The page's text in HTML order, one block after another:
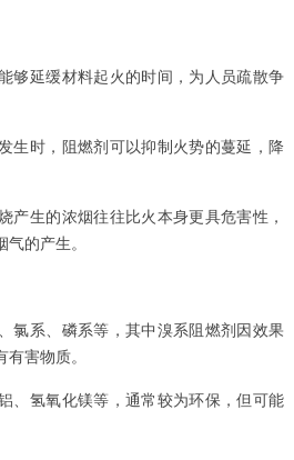
延缓材料起火的时间，为人员疏散争
时，阻燃剂可以抑制火势的蔓延，降
生的浓烟往往比火本身更具危害性，
的产生。
系、磷系等，其中溴系阻燃剂因效果
害物质。
氢氧化镁等，通常较为环保，但可能